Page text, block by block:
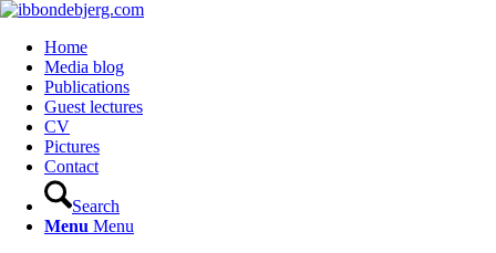
Home
Media blog
Publications
Guest lectures
CV
Pictures
Contact
Search
Menu Menu